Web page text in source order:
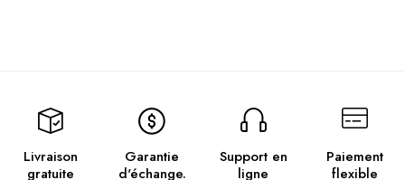
Livraison
gratuite
Garantie
d'échange.
Support en
ligne
Paiement
flexible